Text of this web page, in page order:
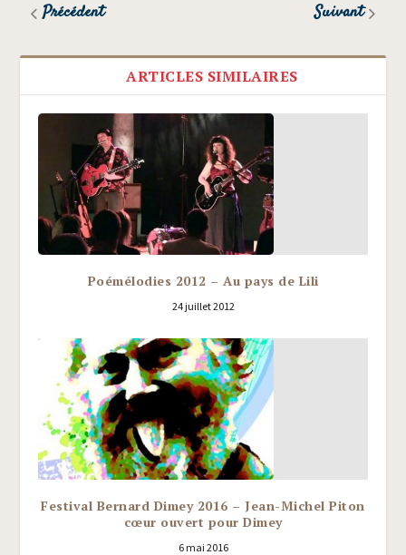
Précédent Suivant
ARTICLES SIMILAIRES
Poémélodies 2012 – Au pays de Lili
24 juillet 2012
Festival Bernard Dimey 2016 – Jean-Michel Piton
cœur ouvert pour Dimey
6 mai 2016